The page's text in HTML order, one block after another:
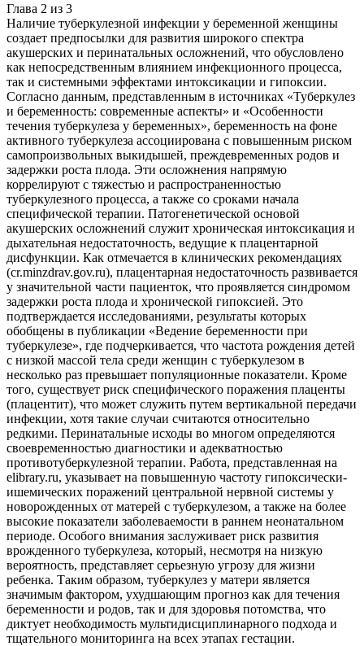
Глава 2 из 3
Наличие туберкулезной инфекции у беременной женщины
создает предпосылки для развития широкого спектра
акушерских и перинатальных осложнений, что обусловлено
как непосредственным влиянием инфекционного процесса,
так и системными эффектами интоксикации и гипоксии.
Согласно данным, представленным в источниках «Туберкулез
и беременность: современные аспекты» и «Особенности
течения туберкулеза у беременных», беременность на фоне
активного туберкулеза ассоциирована с повышенным риском
самопроизвольных выкидышей, преждевременных родов и
задержки роста плода. Эти осложнения напрямую
коррелируют с тяжестью и распространенностью
туберкулезного процесса, а также со сроками начала
специфической терапии. Патогенетической основой
акушерских осложнений служит хроническая интоксикация и
дыхательная недостаточность, ведущие к плацентарной
дисфункции. Как отмечается в клинических рекомендациях
(cr.minzdrav.gov.ru), плацентарная недостаточность развивается
у значительной части пациенток, что проявляется синдромом
задержки роста плода и хронической гипоксией. Это
подтверждается исследованиями, результаты которых
обобщены в публикации «Ведение беременности при
туберкулезе», где подчеркивается, что частота рождения детей
с низкой массой тела среди женщин с туберкулезом в
несколько раз превышает популяционные показатели. Кроме
того, существует риск специфического поражения плаценты
(плацентит), что может служить путем вертикальной передачи
инфекции, хотя такие случаи считаются относительно
редкими. Перинатальные исходы во многом определяются
своевременностью диагностики и адекватностью
противотуберкулезной терапии. Работа, представленная на
elibrary.ru, указывает на повышенную частоту гипоксически-
ишемических поражений центральной нервной системы у
новорожденных от матерей с туберкулезом, а также на более
высокие показатели заболеваемости в раннем неонатальном
периоде. Особого внимания заслуживает риск развития
врожденного туберкулеза, который, несмотря на низкую
вероятность, представляет серьезную угрозу для жизни
ребенка. Таким образом, туберкулез у матери является
значимым фактором, ухудшающим прогноз как для течения
беременности и родов, так и для здоровья потомства, что
диктует необходимость мультидисциплинарного подхода и
тщательного мониторинга на всех этапах гестации.